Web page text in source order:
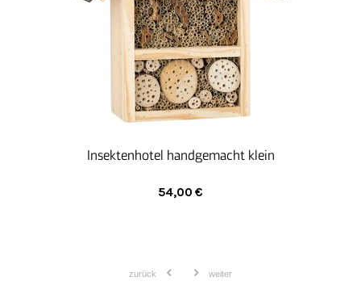
Insektenhotel handgemacht klein
54,00 €
zurück weiter